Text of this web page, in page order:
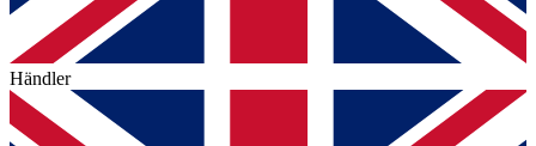
Händler